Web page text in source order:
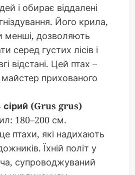
і обирає віддалені
Його крила,
менші, дозволяють
серед густих лісів і
відстані. Цей птах –
прихованого
(Grus grus)
180–200 см.
птахи, які надихають
Їхній політ у
супроводжуваний